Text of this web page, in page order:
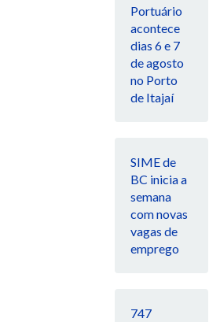
Portuário
acontece
dias 6 e 7
de agosto
no Porto
de Itajaí
SIME de
BC inicia a
semana
com novas
vagas de
emprego
747